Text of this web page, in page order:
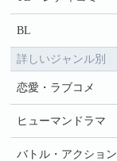
BL
詳しいジャンル別
恋愛・ラブコメ
ヒューマンドラマ
バトル・アクション